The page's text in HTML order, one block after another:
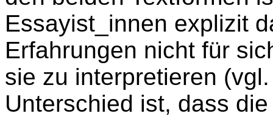
Essayist_innen explizit
Erfahrungen nicht für
sie zu interpretieren
Unterschied ist, dass